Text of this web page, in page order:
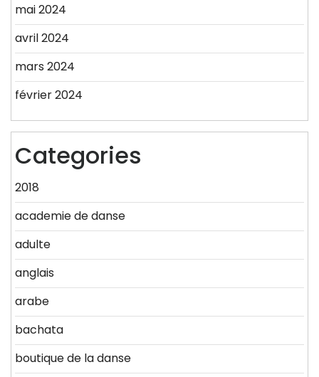
mai 2024
avril 2024
mars 2024
février 2024
Categories
2018
academie de danse
adulte
anglais
arabe
bachata
boutique de la danse